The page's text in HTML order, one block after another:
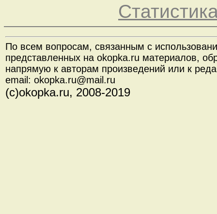
По всем вопросам, связанным с
представленных на okopka.ru материалов,
напрямую к авторам произведений или к
email: okopka.ru@mail.ru
(с)okopka.ru, 2008-2019